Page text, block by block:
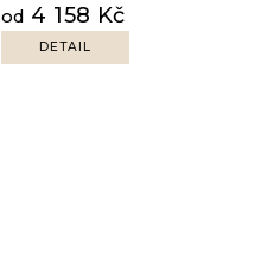
od 4 158 Kč
DETAIL